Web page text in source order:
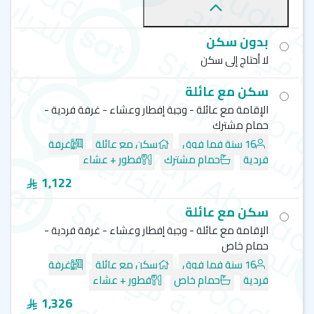
بدون سكن
لا أحتاج إلى سكن
سكن مع عائلة
الإقامة مع عائلة - وجبة إفطار وعشاء - غرفة فردية -
حمام مشترك
16 سنة فما فوق
سكن مع عائلة غرفة
فردية حمام مشترك فطور + عشاء
1,122
سكن مع عائلة
الإقامة مع عائلة - وجبة إفطار وعشاء - غرفة فردية -
حمام خاص
16 سنة فما فوق
سكن مع عائلة غرفة
فردية حمام خاص فطور + عشاء
1,326